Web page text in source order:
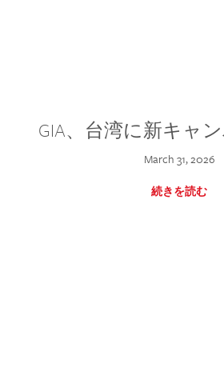
GIA、台湾に新キャ
March 31, 2026
続きを読む